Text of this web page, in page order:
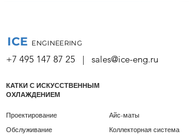
ICE ENGINEERING
+7 495 147 87 25 | sales@ice-eng.ru
КАТКИ С ИСКУССТВЕННЫМ
ОХЛАЖДЕНИЕМ
Проектирование
Обслуживание
Айс-маты
Коллекторная система